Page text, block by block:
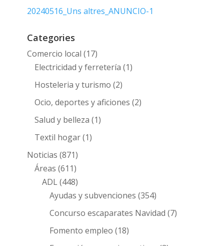
20240516_Uns altres_ANUNCIO-1
Categories
Comercio local (17)
Electricidad y ferretería (1)
Hosteleria y turismo (2)
Ocio, deportes y aficiones (2)
Salud y belleza (1)
Textil hogar(1)
Noticias (871)
Áreas (611)
ADL(448)
Ayudas y subvenciones (354)
Concurso escaparates Navidad (7)
Fomento empleo (18)